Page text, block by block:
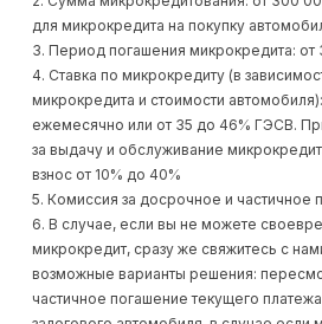
для микрокредита на покупку
3. Период погашения микрокредита:
4. Ставка по микрокредиту (в
микрокредита и стоимости
ежемесячно или от 35 до 46% ГЭСВ.
за выдачу и обслуживание
взнос от 10% до 40%
5. Комиссия за досрочное и частичное
6. В случае, если вы не можете
микрокредит, сразу же свяжитесь с
возможные варианты решения:
частичное погашение текущего